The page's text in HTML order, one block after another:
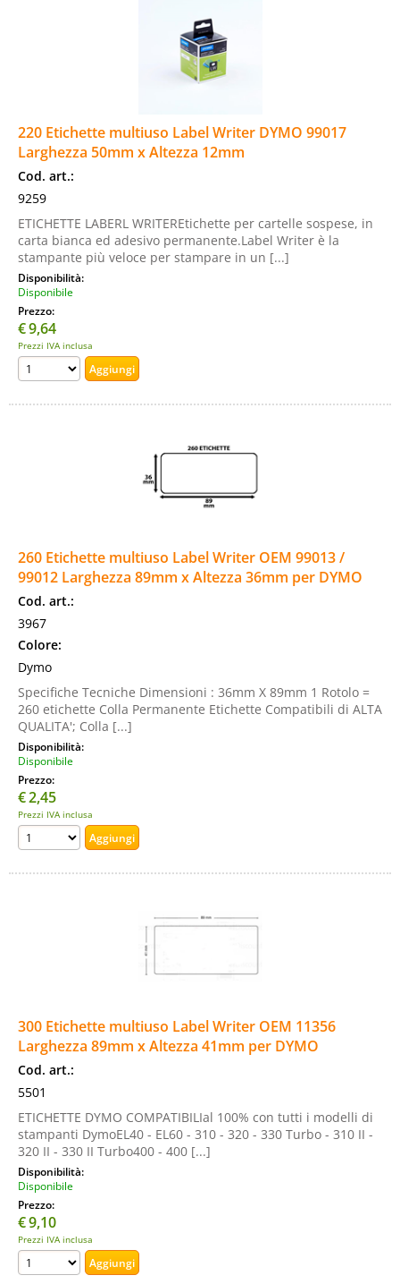
220 Etichette multiuso Label Writer DYMO 99017
Larghezza 50mm x Altezza 12mm
Cod. art.:
9259
ETICHETTE LABERL WRITEREtichette per cartelle sospese, in
carta bianca ed adesivo permanente.Label Writer è la
stampante più veloce per stampare in un [...]
Disponibilità:
Disponibile
Prezzo:
€9,64
Prezzi IVA inclusa
260 Etichette multiuso Label Writer OEM 99013 /
99012 Larghezza 89mm x Altezza 36mm per DYMO
Cod. art.:
3967
Colore:
Dymo
Specifiche Tecniche Dimensioni : 36mm X 89mm 1 Rotolo =
260 etichette Colla Permanente Etichette Compatibili di ALTA
QUALITA'; Colla [...]
Disponibilità:
Disponibile
Prezzo:
€2,45
Prezzi IVA inclusa
300 Etichette multiuso Label Writer OEM 11356
Larghezza 89mm x Altezza 41mm per DYMO
Cod. art.:
5501
ETICHETTE DYMO COMPATIBILIal 100% con tutti i modelli di
stampanti DymoEL40 - EL60 - 310 - 320 - 330 Turbo - 310 II -
320 II - 330 II Turbo400 - 400 [...]
Disponibilità:
Disponibile
Prezzo:
€9,10
Prezzi IVA inclusa